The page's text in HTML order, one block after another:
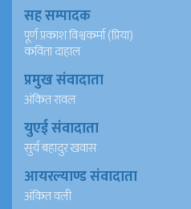
सह सम्पादक
पूर्ण प्रकाश विश्वकर्मा (प्रिया)
कविता दाहाल
प्रमुख संवादाता
अंकित रावल
युएई संवादाता
सुर्य बहादुर खवास
आयरल्याण्ड संवादाता
अंकित वली